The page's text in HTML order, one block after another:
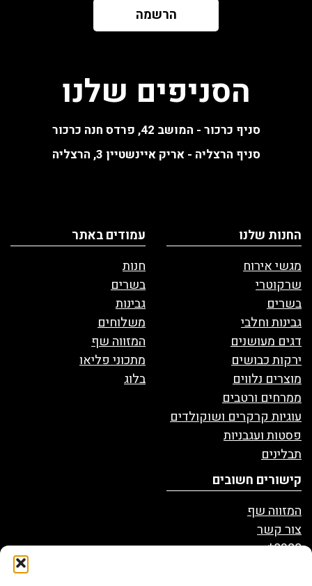
הרשמה
הסניפים שלנו
סניף כרכור - המושב 42, פרדס חנה כרכור
סניף הרצליה - אריק איינשטיין 3, הרצליה
החנות שלנו
מגשי אירוח
שרקוטרי
בשרים
גבינות וחלבי
דגים מעושנים
ירקות כבושים
מוצרים נלווים
ממרחים ורטבים
עוגיות קרקרים ושוקולדים
פסטות ועגבניות
תבלינים
עמודים באתר
חנות
בשרים
גבינות
משלוחים
המזווה שף
מתכוני פליאו
בלוג
קישורים חשובים
המזווה שף
צור קשר
8328*